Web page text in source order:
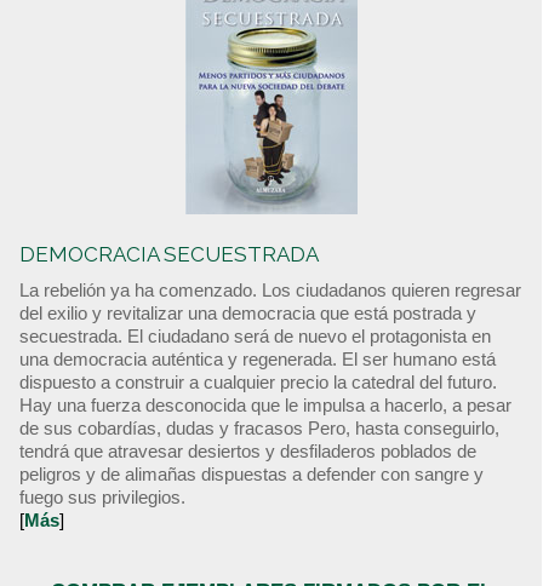
DEMOCRACIA SECUESTRADA
La rebelión ya ha comenzado. Los ciudadanos quieren regresar
del exilio y revitalizar una democracia que está postrada y
secuestrada. El ciudadano será de nuevo el protagonista en
una democracia auténtica y regenerada. El ser humano está
dispuesto a construir a cualquier precio la catedral del futuro.
Hay una fuerza desconocida que le impulsa a hacerlo, a pesar
de sus cobardías, dudas y fracasos Pero, hasta conseguirlo,
tendrá que atravesar desiertos y desfiladeros poblados de
peligros y de alimañas dispuestas a defender con sangre y
fuego sus privilegios.
[Más]